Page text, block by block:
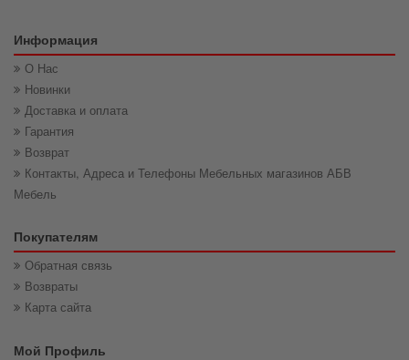
Информация
О Нас
Новинки
Доставка и оплата
Гарантия
Возврат
Контакты, Адреса и Телефоны Мебельных магазинов АБВ
Мебель
Покупателям
Обратная связь
Возвраты
Карта сайта
Мой Профиль